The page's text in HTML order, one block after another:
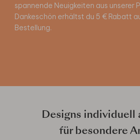
spannende Neuigkeiten aus unserer
Dankeschön erhältst du 5 € Rabatt
Bestellung.
Designs individuell
für besondere